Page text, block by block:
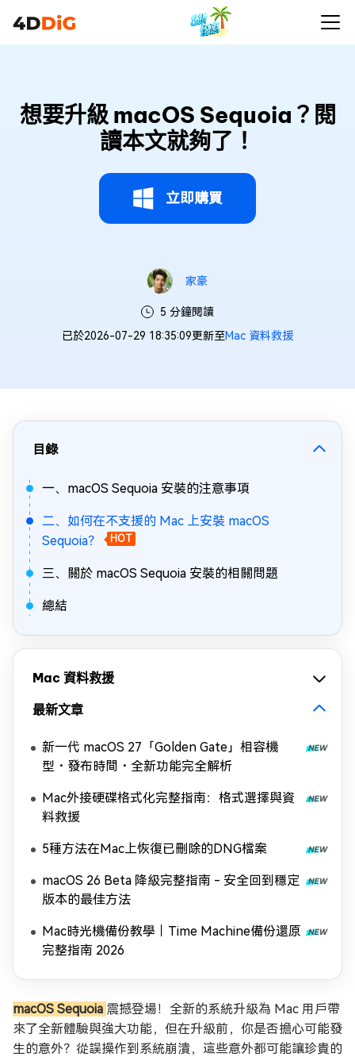
想要升級 macOS Sequoia？閱
讀本文就夠了！
立即購買
家豪
5 分鐘閱讀
已於2026-07-29 18:35:09更新至Mac 資料救援
目錄
一、macOS Sequoia 安裝的注意事項
二、如何在不支援的 Mac 上安裝 macOS
Sequoia？
HOT
三、關於 macOS Sequoia 安裝的相關問題
總結
Mac 資料救援
最新文章
新一代 macOS 27「Golden Gate」相容機
型・發布時間・全新功能完全解析
Mac外接硬碟格式化完整指南：格式選擇與資
料救援
5種方法在Mac上恢復已刪除的DNG檔案
macOS 26 Beta 降級完整指南 - 安全回到穩定
版本的最佳方法
Mac時光機備份教學｜Time Machine備份還原
完整指南 2026
macOS Sequoia 震撼登場！全新的系統升級為 Mac 用戶帶
來了全新體驗與強大功能，但在升級前，你是否擔心可能發
生的意外？從誤操作到系統崩潰，這些意外都可能讓珍貴的